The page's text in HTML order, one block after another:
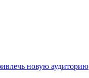
новую аудиторию